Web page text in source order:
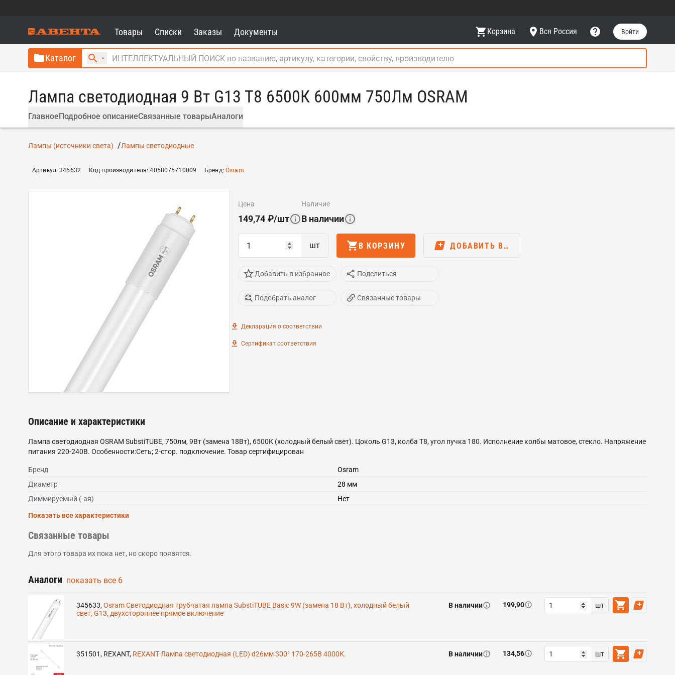
Товары Списки Заказы Документы Корзина Вся Россия Войти
Каталог
Лампа светодиодная 9 Вт G13 T8 6500К 600мм 750Лм OSRAM
ГлавноеПодробное описаниеСвязанные товарыАналоги
Лампы (источники света) Лампы светодиодные
Артикул:345632 Код производителя:4058075710009 Бренд: Osram
цена
149,74 ₽/шт
наличие
В наличии
шт В КОРЗИНУ ДОБАВИТЬ В…
Добавить в избранное Поделиться
Подобрать аналог Связанные товары
Декларация о соответствии
Сертификат соответствия
Описание и характеристики
Лампа светодиодная OSRAM SubstiTUBE, 750лм, 9Вт (замена 18Вт), 6500К (холодный белый свет). Цоколь G13, колба T8, угол пучка 180. Исполнение колбы матовое, стекло. Напряжение
питания 220-240В. Особенности:Сеть; 2-стор. подключение. Товар сертифицирован
Бренд
Osram
Диаметр
28 мм
Диммируемый (-ая)
Нет
Показать все характеристики
Связанные товары
Для этого товара их пока нет, но скоро появятся.
Аналоги показать все 6
345633,Osram Светодиодная трубчатая лампа SubstiTUBE Basic 9W (замена 18 Вт), холодный белый
свет, G13, двухстороннее прямое включение
В наличии 199,90 шт
351501, REXANT, REXANT Лампа светодиодная (LED) d26мм 300° 170-265В 4000К. В наличии 134,56 шт